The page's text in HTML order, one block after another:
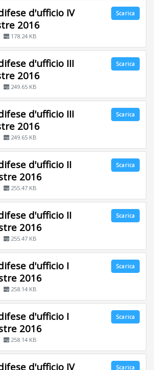
d'ufficio IV
2016
178.24 KB
Scarica
d'ufficio III
2016
249.65 KB
Scarica
d'ufficio III
2016
249.65 KB
Scarica
d'ufficio II
2016
255.47 KB
Scarica
d'ufficio II
2016
255.47 KB
Scarica
d'ufficio I
2016
258.14 KB
Scarica
d'ufficio I
2016
258.14 KB
Scarica
d'ufficio IV
Scarica